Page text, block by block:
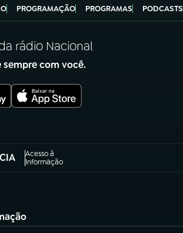
PROGRAMAÇÃO PROGRAMAS PODCASTS
rádio Nacional
sempre com você.
Acesso à
Informação